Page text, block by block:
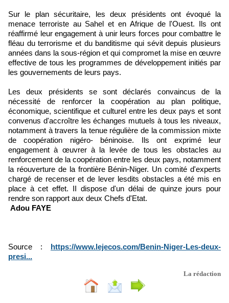
Sur le plan sécuritaire, les deux présidents ont évoqué la
menace terroriste au Sahel et en Afrique de l'Ouest. Ils ont
réaffirmé leur engagement à unir leurs forces pour combattre le
fléau du terrorisme et du banditisme qui sévit depuis plusieurs
années dans la sous-région et qui compromet la mise en œuvre
effective de tous les programmes de développement initiés par
les gouvernements de leurs pays.
Les deux présidents se sont déclarés convaincus de la
nécessité de renforcer la coopération au plan politique,
économique, scientifique et culturel entre les deux pays et sont
convenus d'accroître les échanges mutuels à tous les niveaux,
notamment à travers la tenue régulière de la commission mixte
de coopération nigéro- béninoise. Ils ont exprimé leur
engagement à œuvrer à la levée de tous les obstacles au
renforcement de la coopération entre les deux pays, notamment
la réouverture de la frontière Bénin-Niger. Un comité d'experts
chargé de recenser et de lever lesdits obstacles a été mis en
place à cet effet. II dispose d'un délai de quinze jours pour
rendre son rapport aux deux Chefs d'Etat.
Adou FAYE
Source : https://www.lejecos.com/Benin-Niger-Les-deux-
presi...
La rédaction